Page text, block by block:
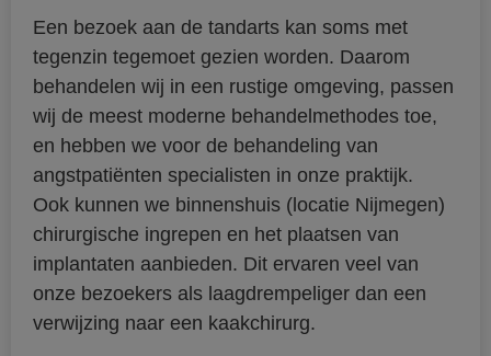
Een bezoek aan de tandarts kan soms met
tegenzin tegemoet gezien worden. Daarom
behandelen wij in een rustige omgeving, passen
wij de meest moderne behandelmethodes toe,
en hebben we voor de behandeling van
angstpatiënten specialisten in onze praktijk.
Ook kunnen we binnenshuis (locatie Nijmegen)
chirurgische ingrepen en het plaatsen van
implantaten aanbieden. Dit ervaren veel van
onze bezoekers als laagdrempeliger dan een
verwijzing naar een kaakchirurg.